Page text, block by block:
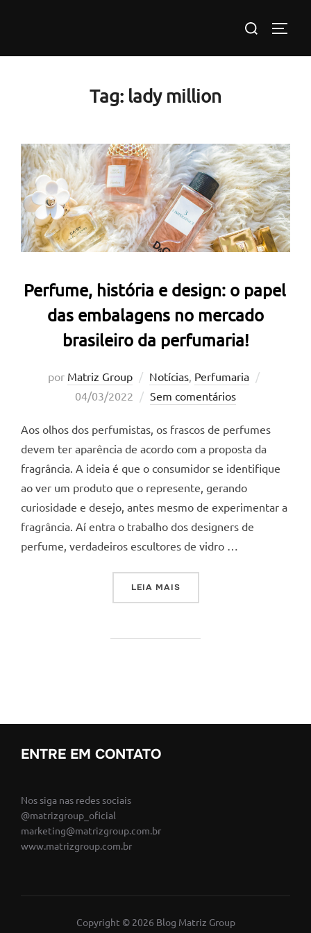
Pesquisar
Tag: lady million
Perfume, história e design: o papel
das embalagens no mercado
brasileiro da perfumaria!
por Matriz Group Notícias Perfumaria
04/03/2022 Sem comentários
Aos olhos dos perfumistas, os frascos de perfumes
devem ter aparência de acordo com a proposta da
fragrância. A ideia é que o consumidor se identifique
ao ver um produto que o represente, gerando
curiosidade e desejo, antes mesmo de experimentar a
fragrância. Aí entra o trabalho dos designers de
perfume, verdadeiros escultores de vidro …
LEIA MAIS“PERFUME, HISTÓRIA E
ENTRE EM CONTATO
Nos siga nas redes sociais
@matrizgroup_oficial
marketing@matrizgroup.com.br
www.matrizgroup.com.br
Copyright © 2026 Blog Matriz Group